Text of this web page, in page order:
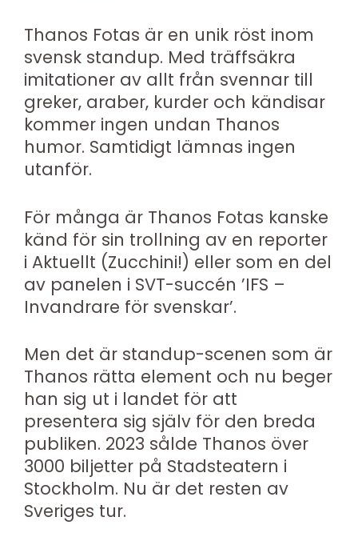
Thanos Fotas är en unik röst inom
svensk standup. Med träffsäkra
imitationer av allt från svennar till
greker, araber, kurder och kändisar
kommer ingen undan Thanos
humor. Samtidigt lämnas ingen
utanför.
För många är Thanos Fotas kanske
känd för sin trollning av en reporter
i Aktuellt (Zucchini!) eller som en del
av panelen i SVT-succén ’IFS –
Invandrare för svenskar’.
Men det är standup-scenen som är
Thanos rätta element och nu beger
han sig ut i landet för att
presentera sig själv för den breda
publiken. 2023 sålde Thanos över
3000 biljetter på Stadsteatern i
Stockholm. Nu är det resten av
Sveriges tur.